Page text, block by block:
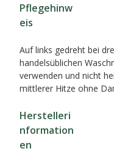
Pflegehinw
eis
Auf links gedreht bei
handelsüblichen
verwenden und nicht
mittlerer Hitze ohne
Herstelleri
nformation
en